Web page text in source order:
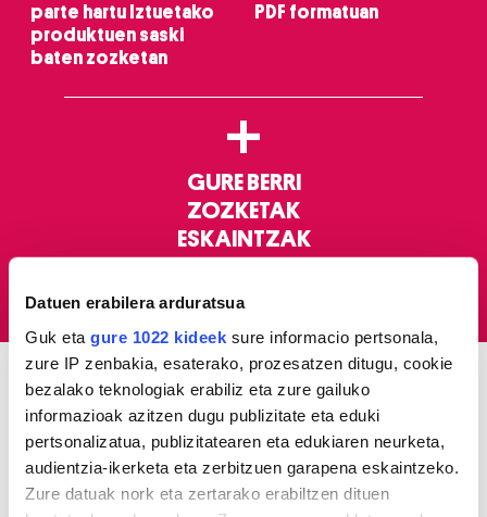
Datuen erabilera arduratsua
Guk eta gure 1022 kideek sure informacio pertsonala,
zure IP zenbakia, esaterako, prozesatzen ditugu, cookie
bezalako teknologiak erabiliz eta zure gailuko
informazioak azitzen dugu publizitate eta eduki
pertsonalizatua, publizitatearen eta edukiaren neurketa,
audientzia-ikerketa eta zerbitzuen garapena eskaintzeko.
Zure datuak nork eta zertarako erabiltzen dituen
parte hartu Iztuetako
produktuen saski
baten zozketan
PDF formatuan
+
GURE BERRI
ZOZKETAK
ESKAINTZAK
NOR GARA
ELKARRIZKETAK